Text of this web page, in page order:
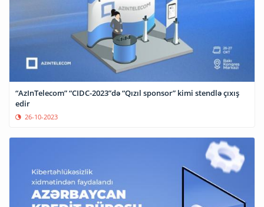
“AzInTelecom” “CIDC-2023”də “Qızıl sponsor” kimi stendlə çıxış
edir
26-10-2023